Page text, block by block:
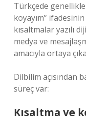
Türkçede
koyayım”
kısaltmalar yazılı
medya ve
amacıyla ortaya
Dilbilim açısından
süreç var:
Kısaltma ve